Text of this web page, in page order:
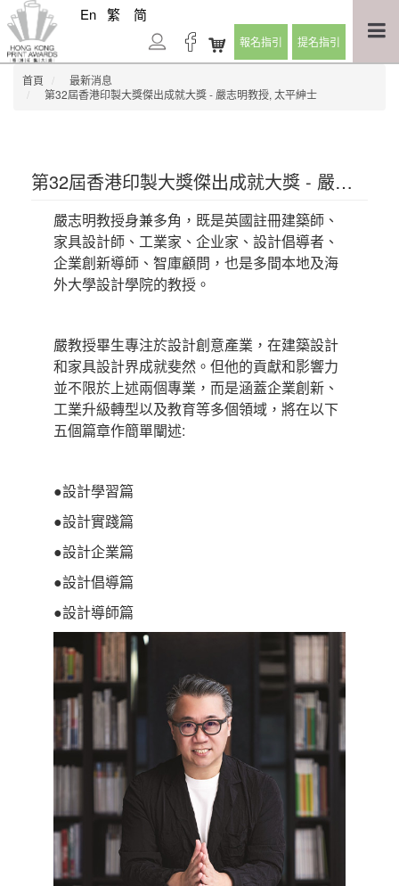
En 繁 简
報名指引 提名指引
首頁
最新消息
第32屆香港印製大獎傑出成就大獎 - 嚴志明教授, 太平紳士
第32屆香港印製大獎傑出成就大獎 - 嚴志明教授, 太平紳士
嚴志明教授身兼多角，既是英國註冊建築師、
家具設計師、工業家、企业家、設計倡導者、
企業創新導師、智庫顧問，也是多間本地及海
外大學設計學院的教授。
嚴教授畢生專注於設計創意產業，在建築設計
和家具設計界成就斐然。但他的貢獻和影響力
並不限於上述兩個專業，而是涵蓋企業創新、
工業升級轉型以及教育等多個領域，將在以下
五個篇章作簡單闡述:
●設計學習篇
●設計實踐篇
●設計企業篇
●設計倡導篇
●設計導師篇